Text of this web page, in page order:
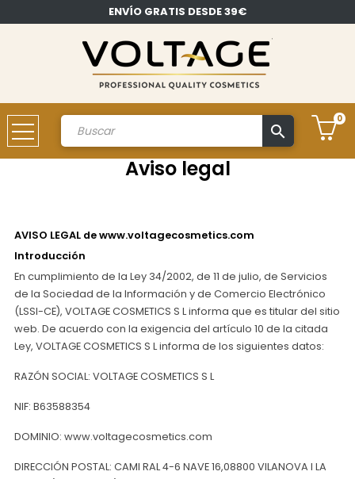
ENVÍO GRATIS DESDE 39€
search
0
Cuenta
Aviso legal
AVISO LEGAL de www.voltagecosmetics.com
Introducción
En cumplimiento de la Ley 34/2002, de 11 de julio, de Servicios
de la Sociedad de la Información y de Comercio Electrónico
(LSSI-CE), VOLTAGE COSMETICS S L informa que es titular del sitio
web. De acuerdo con la exigencia del artículo 10 de la citada
Ley, VOLTAGE COSMETICS S L informa de los siguientes datos:
RAZÓN SOCIAL: VOLTAGE COSMETICS S L
NIF: B63588354
DOMINIO: www.voltagecosmetics.com
DIRECCIÓN POSTAL: CAMI RAL 4-6 NAVE 16,08800 VILANOVA I LA